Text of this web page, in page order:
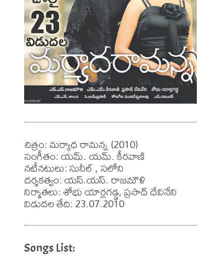
చిత్రం: మర్యాధ రామన్న (2010)
సంగీతం: యమ్. యమ్. కీరవాణి
నటీనటులు: సునీల్ , సలోని
దర్శకత్వం: యస్.యస్. రాజమౌళి
నిర్మాతలు: శోభు యార్లగడ్డ, ప్రసాద్ దేవినేని
విడుదల తేది: 23.07.2010